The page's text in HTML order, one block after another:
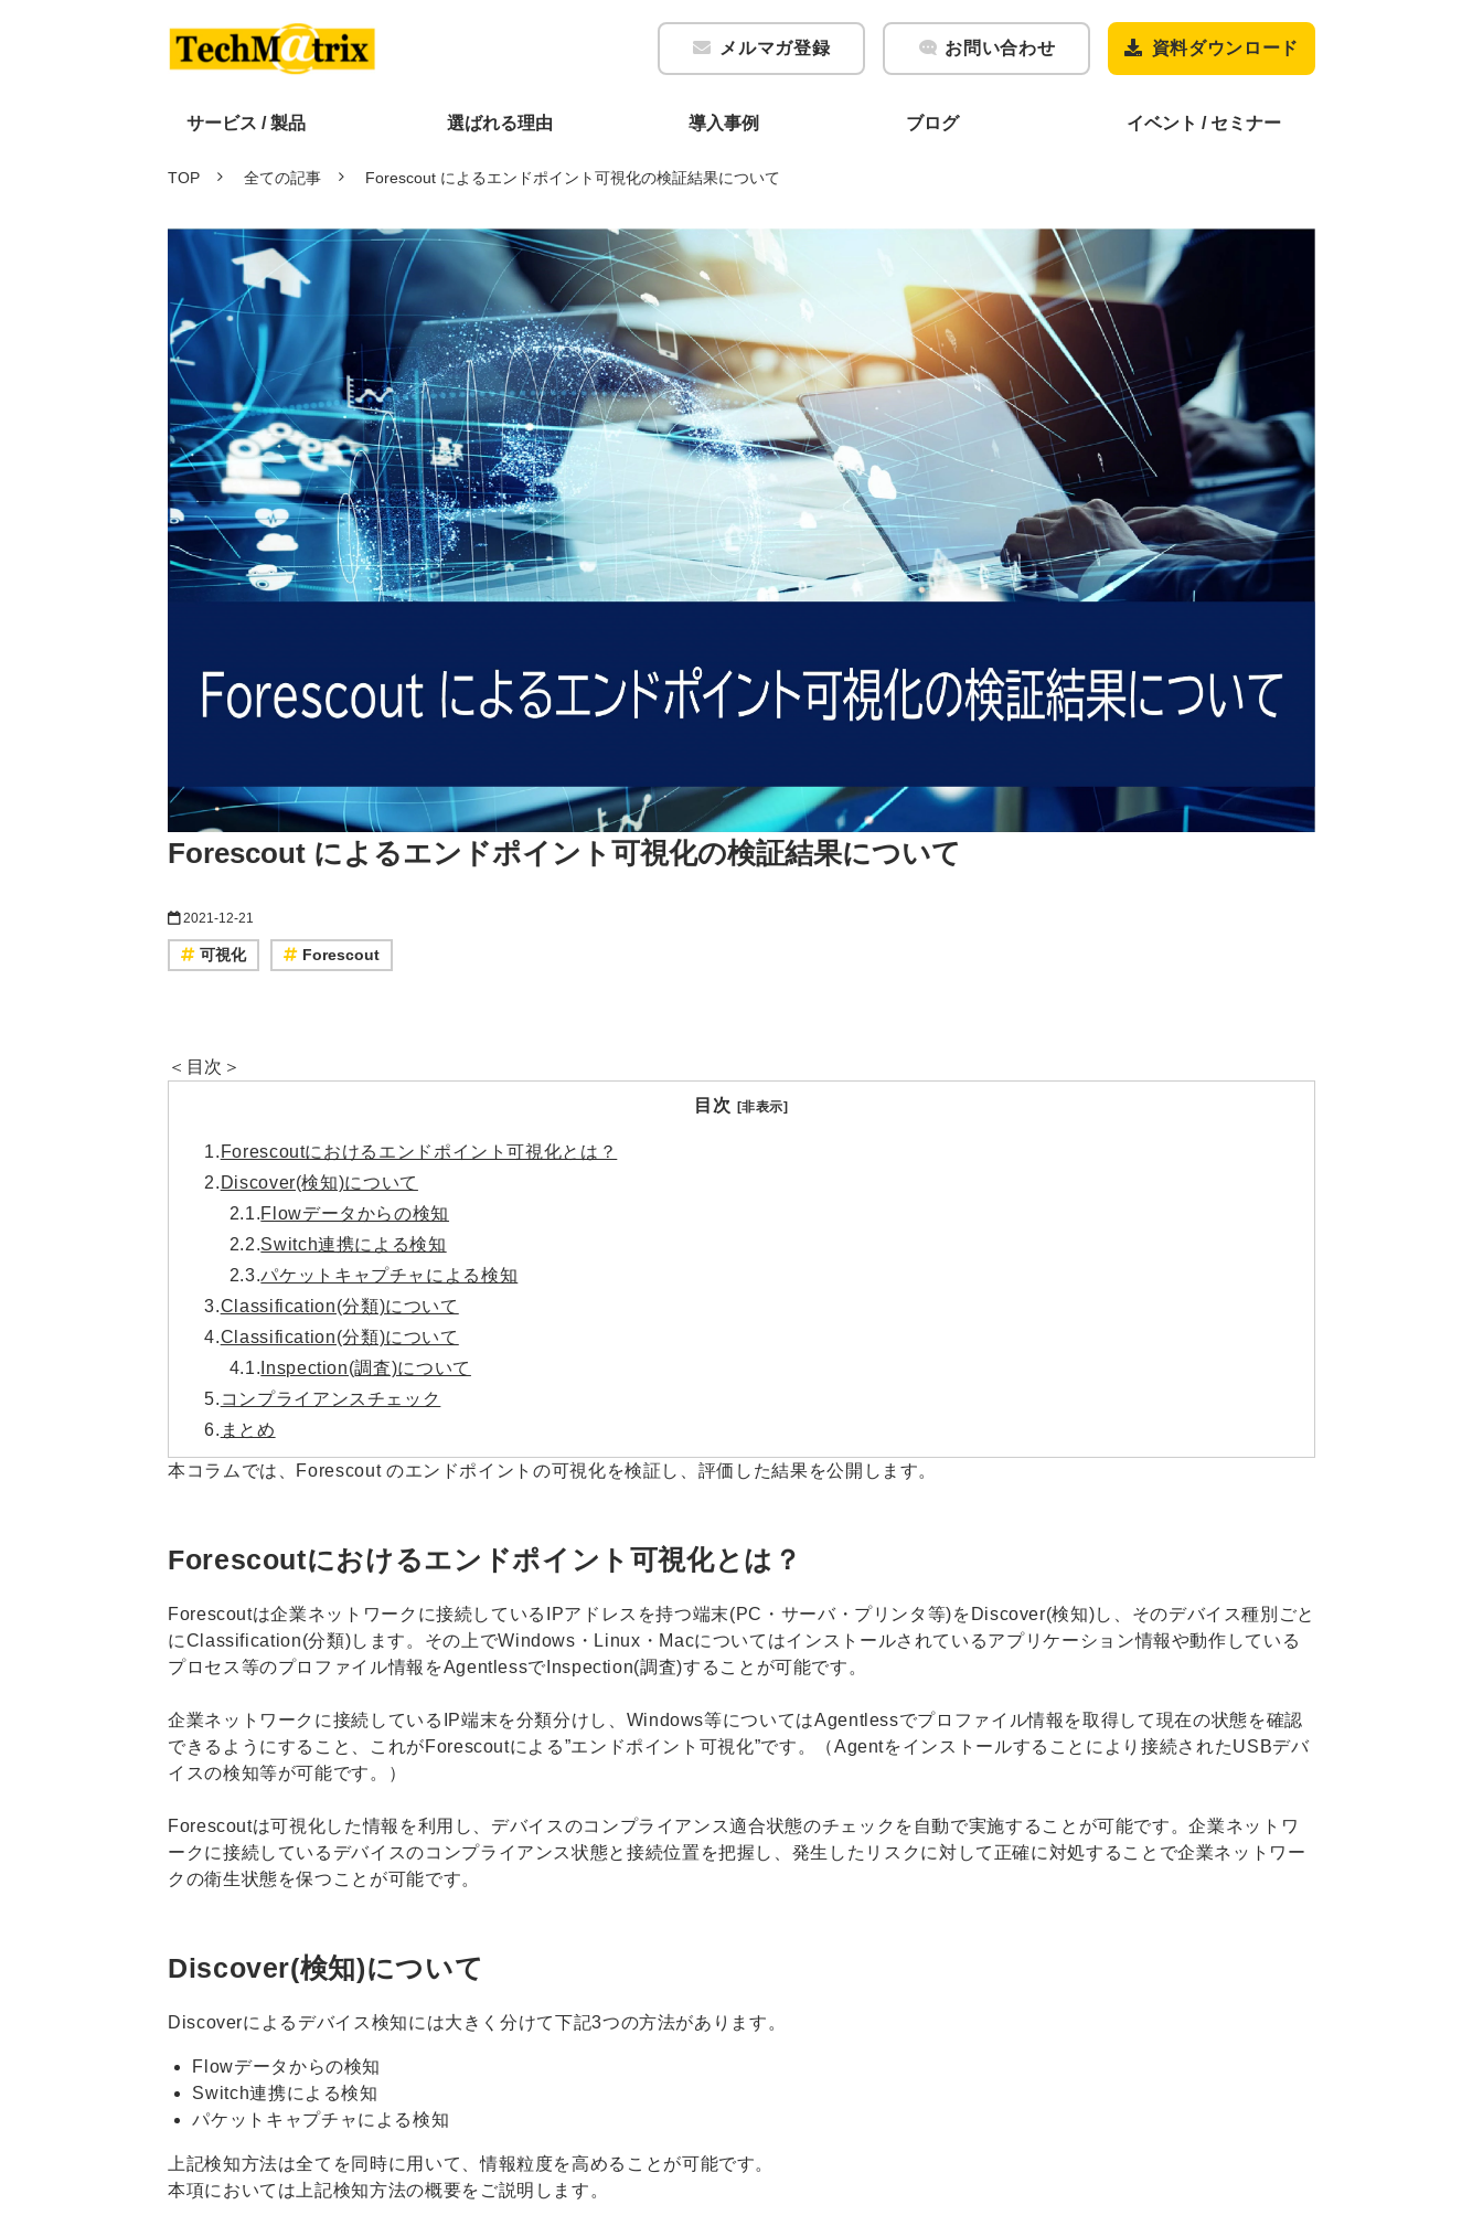
メルマガ登録 お問い合わせ 資料ダウンロード
サービス / 製品 選ばれる理由 導入事例 ブログ イベント / セミナー
TOP 全ての記事 Forescout によるエンドポイント可視化の検証結果について
Forescout によるエンドポイント可視化の検証結果について
2021-12-21
可視化 Forescout
＜目次＞
目次 [非表示]
1. Forescoutにおけるエンドポイント可視化とは？
2. Discover(検知)について
2.1.Flowデータからの検知
2.2.Switch連携による検知
2.3.パケットキャプチャによる検知
3.Classification(分類)について
4.Classification(分類)について
4.1. Inspection(調査)について
5. コンプライアンスチェック
6. まとめ
本コラムでは、Forescout のエンドポイントの可視化を検証し、評価した結果を公開します。
Forescoutにおけるエンドポイント可視化とは？
Forescoutは企業ネットワークに接続しているIPアドレスを持つ端末(PC・サーバ・プリンタ等)をDiscover(検知)し、そのデバイス種別ごと
にClassification(分類)します。その上でWindows・Linux・Macについてはインストールされているアプリケーション情報や動作している
プロセス等のプロファイル情報をAgentlessでInspection(調査)することが可能です。
企業ネットワークに接続しているIP端末を分類分けし、Windows等についてはAgentlessでプロファイル情報を取得して現在の状態を確認
できるようにすること、これがForescoutによる”エンドポイント可視化”です。（Agentをインストールすることにより接続されたUSBデバ
イスの検知等が可能です。）
Forescoutは可視化した情報を利用し、デバイスのコンプライアンス適合状態のチェックを自動で実施することが可能です。企業ネットワ
ークに接続しているデバイスのコンプライアンス状態と接続位置を把握し、発生したリスクに対して正確に対処することで企業ネットワー
クの衛生状態を保つことが可能です。
Discover(検知)について
Discoverによるデバイス検知には大きく分けて下記3つの方法があります。
Flowデータからの検知
Switch連携による検知
パケットキャプチャによる検知
上記検知方法は全てを同時に用いて、情報粒度を高めることが可能です。
本項においては上記検知方法の概要をご説明します。